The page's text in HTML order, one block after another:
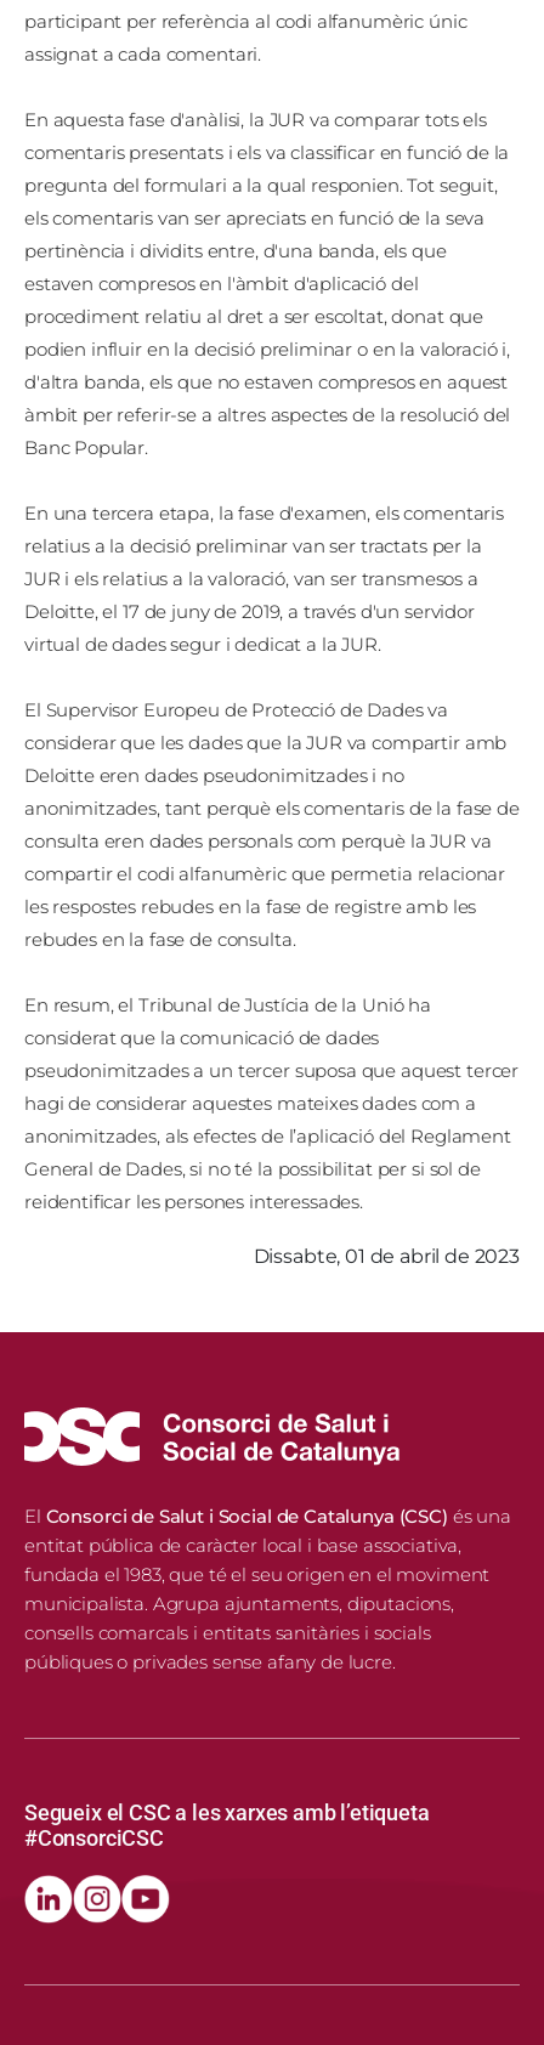
participant per referència al codi alfanumèric únic
assignat a cada comentari.
En aquesta fase d'anàlisi, la JUR va comparar tots els
comentaris presentats i els va classificar en funció de la
pregunta del formulari a la qual responien. Tot seguit,
els comentaris van ser apreciats en funció de la seva
pertinència i dividits entre, d'una banda, els que
estaven compresos en l'àmbit d'aplicació del
procediment relatiu al dret a ser escoltat, donat que
podien influir en la decisió preliminar o en la valoració i,
d'altra banda, els que no estaven compresos en aquest
àmbit per referir-se a altres aspectes de la resolució del
Banc Popular.
En una tercera etapa, la fase d'examen, els comentaris
relatius a la decisió preliminar van ser tractats per la
JUR i els relatius a la valoració, van ser transmesos a
Deloitte, el 17 de juny de 2019, a través d'un servidor
virtual de dades segur i dedicat a la JUR.
El Supervisor Europeu de Protecció de Dades va
considerar que les dades que la JUR va compartir amb
Deloitte eren dades pseudonimitzades i no
anonimitzades, tant perquè els comentaris de la fase de
consulta eren dades personals com perquè la JUR va
compartir el codi alfanumèric que permetia relacionar
les respostes rebudes en la fase de registre amb les
rebudes en la fase de consulta.
En resum, el Tribunal de Justícia de la Unió ha
considerat que la comunicació de dades
pseudonimitzades a un tercer suposa que aquest tercer
hagi de considerar aquestes mateixes dades com a
anonimitzades, als efectes de l’aplicació del Reglament
General de Dades, si no té la possibilitat per si sol de
reidentificar les persones interessades.
dissabte, 01 de abril de 2023
El Consorci de Salut i Social de Catalunya (CSC) és una
entitat pública de caràcter local i base associativa,
fundada el 1983, que té el seu origen en el moviment
municipalista. Agrupa ajuntaments, diputacions,
consells comarcals i entitats sanitàries i socials
públiques o privades sense afany de lucre.
Segueix el CSC a les xarxes amb l’etiqueta
#ConsorciCSC